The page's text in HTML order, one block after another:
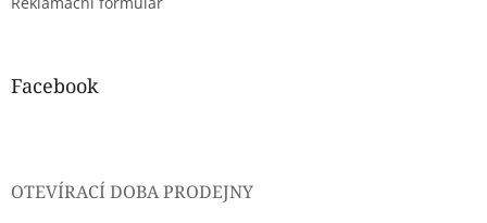
Facebook
OTEVÍRACÍ DOBA PRODEJNY